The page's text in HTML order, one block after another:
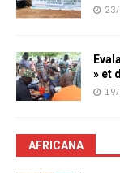
» et
AFRICANA